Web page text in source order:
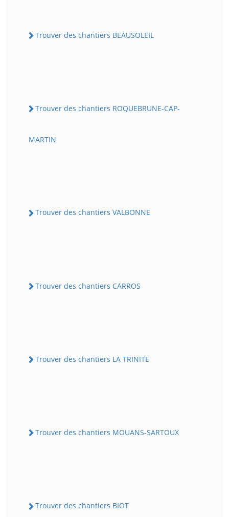
Trouver des chantiers BEAUSOLEIL
Trouver des chantiers ROQUEBRUNE-CAP-
MARTIN
Trouver des chantiers VALBONNE
Trouver des chantiers CARROS
Trouver des chantiers LA TRINITE
Trouver des chantiers MOUANS-SARTOUX
Trouver des chantiers BIOT